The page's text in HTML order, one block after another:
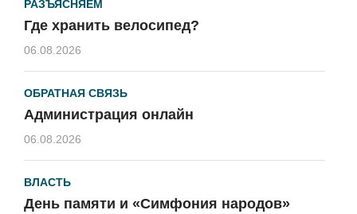
РАЗЪЯСНЯЕМ
Где хранить велосипед?
06.08.2026
ОБРАТНАЯ СВЯЗЬ
Администрация онлайн
06.08.2026
ВЛАСТЬ
День памяти и «Симфония народов»